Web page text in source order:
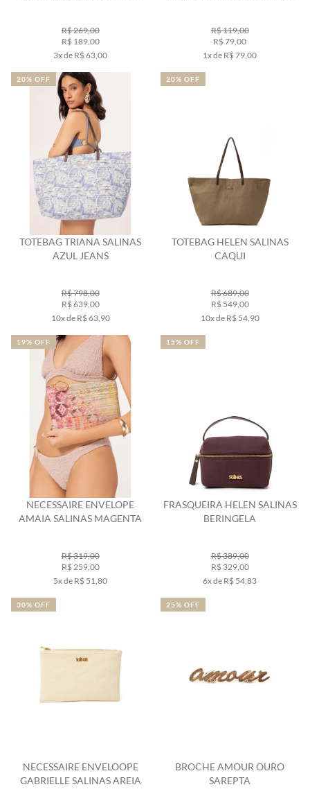
R$ 269,00
R$ 189,00
3x de R$ 63,00
R$ 119,00
R$ 79,00
1x de R$ 79,00
TOTEBAG TRIANA SALINAS
AZUL JEANS
R$ 798,00
R$ 639,00
10x de R$ 63,90
20% OFF
TOTEBAG HELEN SALINAS
CAQUI
R$ 689,00
R$ 549,00
10x de R$ 54,90
20% OFF
NECESSAIRE ENVELOPE
AMAIA SALINAS MAGENTA
R$ 319,00
R$ 259,00
5x de R$ 51,80
19% OFF
FRASQUEIRA HELEN SALINAS
BERINGELA
R$ 389,00
R$ 329,00
6x de R$ 54,83
15% OFF
NECESSAIRE ENVELOOPE
GABRIELLE SALINAS AREIA
30% OFF
BROCHE AMOUR OURO
SAREPTA
25% OFF